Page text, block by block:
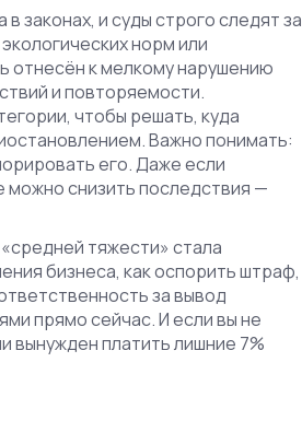
законах, и суды строго следят за
норм или
отнесён к мелкому нарушению
и повторяемости.
чтобы решать, куда
Важно понимать:
его. Даже если
можно снизить последствия —
тяжести» стала
бизнеса, как оспорить штраф,
за вывод
прямо сейчас. И если вы не
вынужден платить лишние 7%